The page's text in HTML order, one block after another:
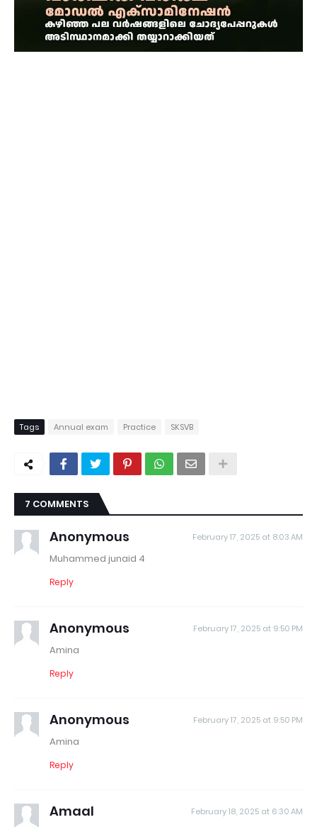
Tags Annual exam Practice SKSVB
7 COMMENTS
Anonymous February 17, 2025 at 8:03 AM
Muhammed junaid 4
Reply
Anonymous February 17, 2025 at 9:50 PM
Amina
Reply
Anonymous February 17, 2025 at 9:50 PM
Amina
Reply
Amaal February 18, 2025 at 6:30 AM